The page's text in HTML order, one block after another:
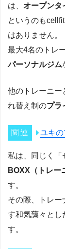
は、 オープンタ
というのも
はありません。
最大4名のトレ
パーソナルジム
他のトレーニー
れ替え制のプラ
ユキ
私は、同じく「
BOXX（トレー
す。
その際、トレー
す和気藹々とし
す。